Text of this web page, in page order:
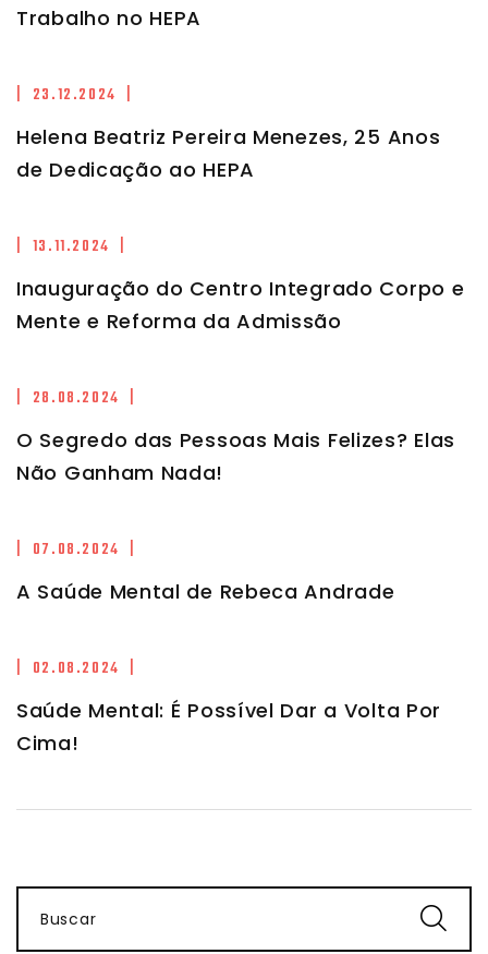
Trabalho no HEPA
| 23.12.2024 |
Helena Beatriz Pereira Menezes, 25 Anos
de Dedicação ao HEPA
| 13.11.2024 |
Inauguração do Centro Integrado Corpo e
Mente e Reforma da Admissão
| 28.08.2024 |
O Segredo das Pessoas Mais Felizes? Elas
Não Ganham Nada!
| 07.08.2024 |
A Saúde Mental de Rebeca Andrade
| 02.08.2024 |
Saúde Mental: É Possível Dar a Volta Por
Cima!
Buscar